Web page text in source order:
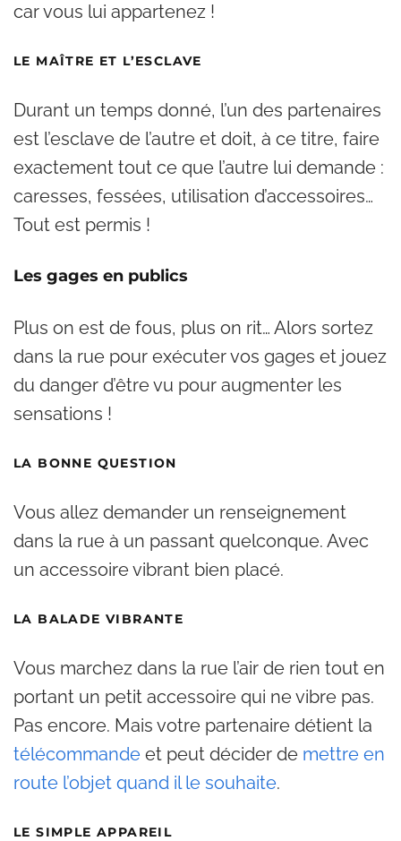
car vous lui appartenez !
LE MAÎTRE ET L’ESCLAVE
Durant un temps donné, l’un des partenaires
est l’esclave de l’autre et doit, à ce titre, faire
exactement tout ce que l’autre lui demande :
caresses, fessées, utilisation d’accessoires…
Tout est permis !
Les gages en publics
Plus on est de fous, plus on rit… Alors sortez
dans la rue pour exécuter vos gages et jouez
du danger d’être vu pour augmenter les
sensations !
LA BONNE QUESTION
Vous allez demander un renseignement
dans la rue à un passant quelconque. Avec
un accessoire vibrant bien placé.
LA BALADE VIBRANTE
Vous marchez dans la rue l’air de rien tout en
portant un petit accessoire qui ne vibre pas.
Pas encore. Mais votre partenaire détient la
télécommande et peut décider de mettre en
route l’objet quand il le souhaite.
LE SIMPLE APPAREIL